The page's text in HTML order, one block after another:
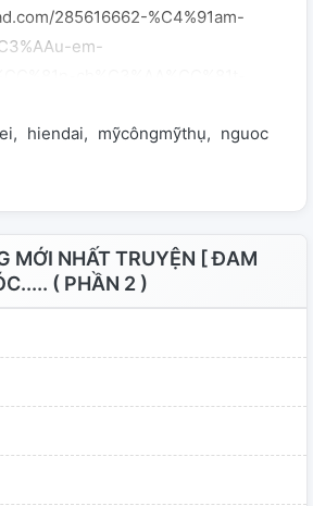
285616662-%C4%91am-
em-
1
hiendai mỹcôngmỹthụ nguoc
MỚI NHẤT TRUYỆN [ ĐAM
( PHẦN 2 )